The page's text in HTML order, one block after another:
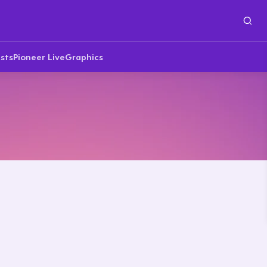
Pioneer LiveGraphics